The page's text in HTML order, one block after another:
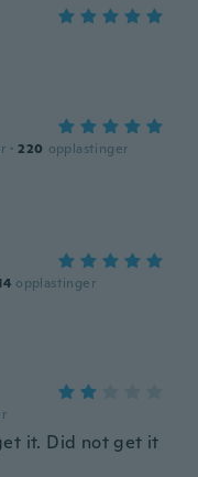
· 220 opplastinger
opplastinger
it. Did not get it